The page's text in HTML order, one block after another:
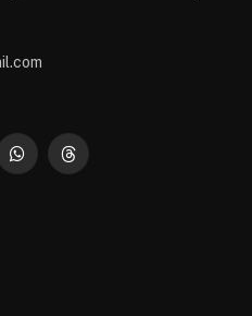
WhatsAppThreads